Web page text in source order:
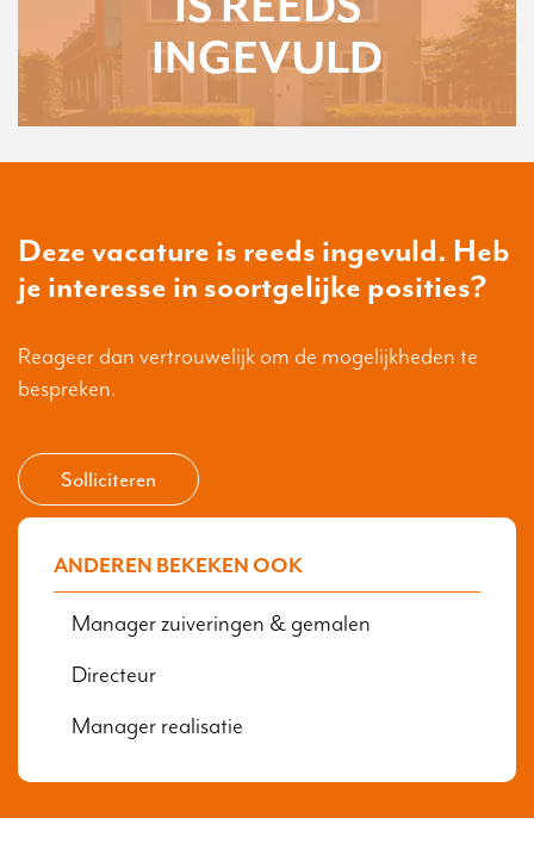
INGEVULD
Deze vacature is reeds ingevuld. Heb
je interesse in soortgelijke posities?
Reageer dan vertrouwelijk om de mogelijkheden te
bespreken.
Solliciteren
ANDEREN BEKEKEN OOK
Manager zuiveringen & gemalen
Directeur
Manager realisatie